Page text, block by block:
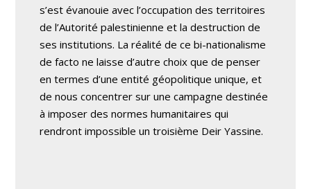
s’est évanouie avec l’occupation des territoires
de l’Autorité palestinienne et la destruction de
ses institutions. La réalité de ce bi-nationalisme
de facto ne laisse d’autre choix que de penser
en termes d’une entité géopolitique unique, et
de nous concentrer sur une campagne destinée
à imposer des normes humanitaires qui
rendront impossible un troisième Deir Yassine.